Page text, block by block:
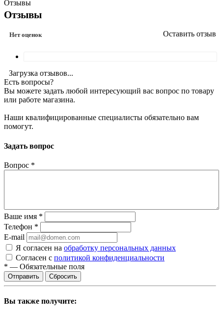
Отзывы
Отзывы
Нет оценок Оставить отзыв
Загрузка отзывов...
Есть вопросы?
Вы можете задать любой интересующий вас вопрос по товару
или работе магазина.
Наши квалифицированные специалисты обязательно вам
помогут.
Задать вопрос
Вопрос *
Ваше имя *
Телефон *
E-mail
Я согласен на обработку персональных данных
Согласен с политикой конфиденциальности
* — Обязательные поля
Сбросить
Вы также получите: